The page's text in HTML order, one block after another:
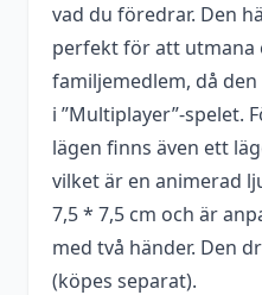
vad du föredrar. Den
perfekt för att utmana
familjemedlem, då
i ”Multiplayer”-spelet.
lägen finns även ett
vilket är en animerad
7,5 * 7,5 cm och är
med två händer. Den
(köpes separat).